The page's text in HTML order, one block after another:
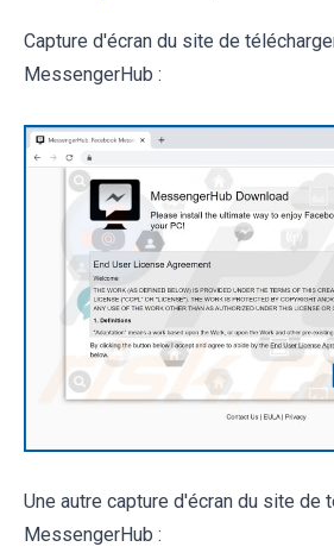
Capture d'écran du site de
MessengerHub :
Une autre capture d'écran du site de
MessengerHub :